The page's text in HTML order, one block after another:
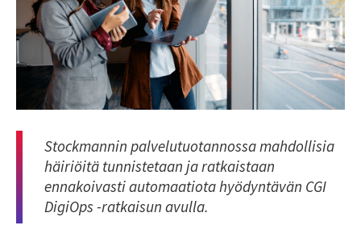
Stockmannin palvelutuotannossa mahdollisia
häiriöitä tunnistetaan ja ratkaistaan
ennakoivasti automaatiota hyödyntävän CGI
DigiOps -ratkaisun avulla.